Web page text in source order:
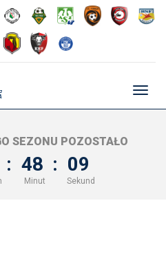
SEZONU POZOSTAŁO
: 48 : 08
Minut Sekund